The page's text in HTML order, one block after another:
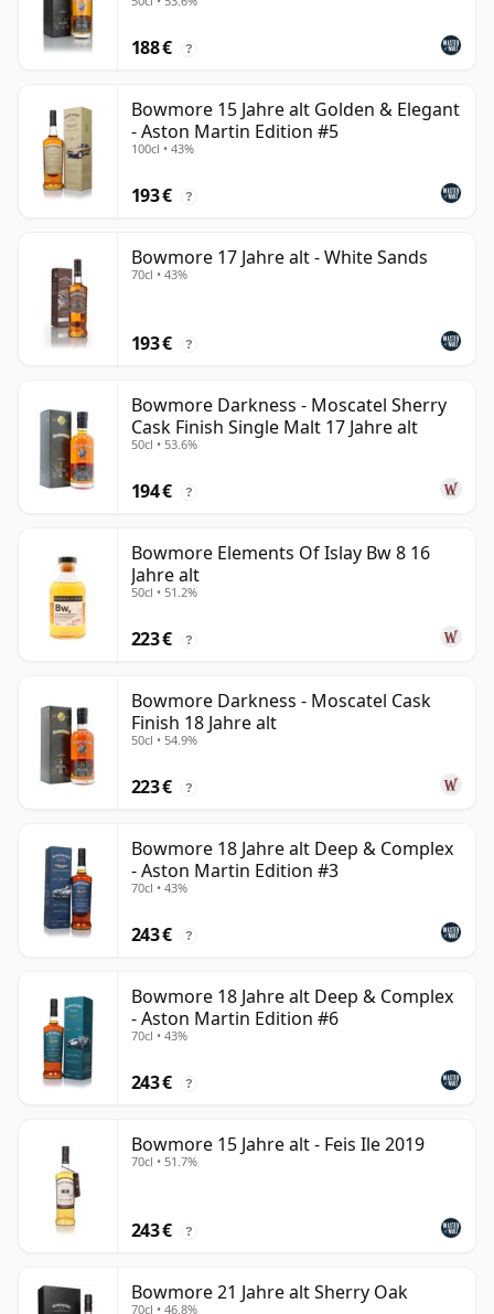
188 € ?
Bowmore 15 Jahre alt Golden & Elegant
- Aston Martin Edition #5
100cl • 43%
193 € ?
Bowmore 17 Jahre alt - White Sands
70cl • 43%
193 € ?
Bowmore Darkness - Moscatel Sherry
Cask Finish Single Malt 17 Jahre alt
50cl • 53.6%
194 € ?
Bowmore Elements Of Islay Bw 8 16
Jahre alt
50cl • 51.2%
223 € ?
Bowmore Darkness - Moscatel Cask
Finish 18 Jahre alt
50cl • 54.9%
223 € ?
Bowmore 18 Jahre alt Deep & Complex
- Aston Martin Edition #3
70cl • 43%
243 € ?
Bowmore 18 Jahre alt Deep & Complex
- Aston Martin Edition #6
70cl • 43%
243 € ?
Bowmore 15 Jahre alt - Feis Ile 2019
70cl • 51.7%
243 € ?
Bowmore 21 Jahre alt Sherry Oak
70cl • 46.8%